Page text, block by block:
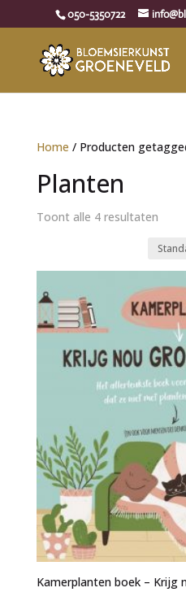
050-5350722
Home / Producten
Planten
Toont alle 4 resultaten
Kamerplanten boek – Krijg